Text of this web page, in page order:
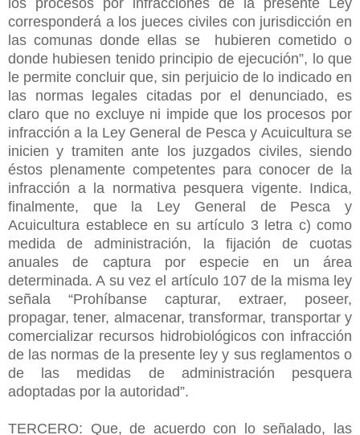
corresponderá a los jueces civiles con jurisdicción en
las comunas donde ellas se hubieren cometido o
donde hubiesen tenido principio de ejecución”, lo que
le permite concluir que, sin perjuicio de lo indicado en
las normas legales citadas por el denunciado, es
claro que no excluye ni impide que los procesos por
infracción a la Ley General de Pesca y Acuicultura se
inicien y tramiten ante los juzgados civiles, siendo
éstos plenamente competentes para conocer de la
infracción a la normativa pesquera vigente. Indica,
finalmente, que la Ley General de Pesca y
Acuicultura establece en su artículo 3 letra c) como
medida de administración, la fijación de cuotas
anuales de captura por especie en un área
determinada. A su vez el artículo 107 de la misma ley
señala “Prohíbanse capturar, extraer, poseer,
propagar, tener, almacenar, transformar, transportar y
comercializar recursos hidrobiológicos con infracción
de las normas de la presente ley y sus reglamentos o
de las medidas de administración pesquera
adoptadas por la autoridad”.
TERCERO: Que, de acuerdo con lo señalado, las